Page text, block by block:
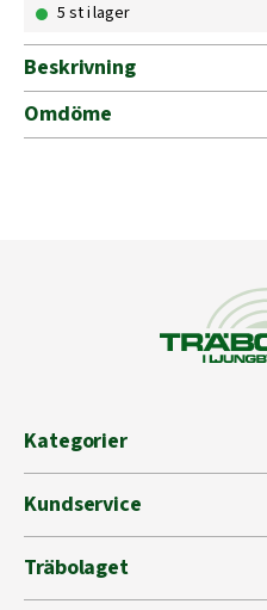
GUL
mängd
5 st i lager
Beskrivning
Omdöme
Kategorier
Kundservice
Träbolaget